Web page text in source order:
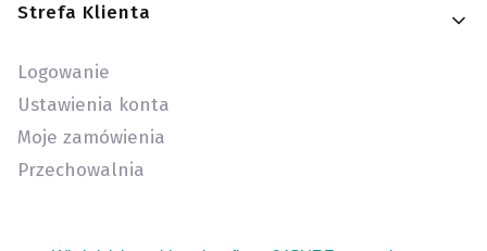
Strefa Klienta
Logowanie
Ustawienia konta
Moje zamówienia
Przechowalnia